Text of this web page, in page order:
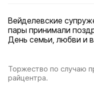
Вейделевские
пары принимали
День семьи, любви и
Торжество по случаю
райцентра.